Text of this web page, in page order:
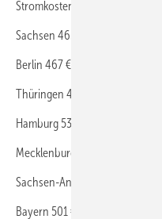
Stromkosten pro Kopf in Euro
Sachsen 465 €
Berlin 467 €
Thüringen 498 €
Hamburg 530 €
Mecklenburg-Vorpommern 539 €
Sachsen-Anhalt 520 €
Bayern 501 €